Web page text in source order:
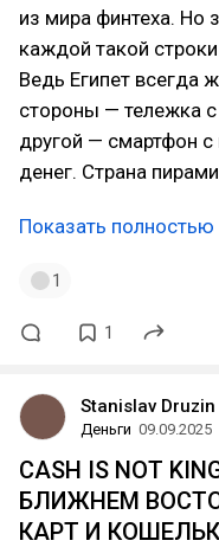
из мира финтеха. Но
каждой такой
Ведь Египет всегда
стороны — тележка с
другой — смартфон
денег. Страна
Показать полностью
1
1
Stanislav Druzin
Деньги 09.09.2025
CASH IS NOT
БЛИЖНЕМ
КАРТ И